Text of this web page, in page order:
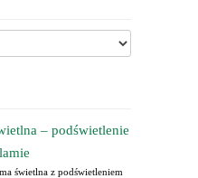
– podświetlenie
świetlna z podświetleniem